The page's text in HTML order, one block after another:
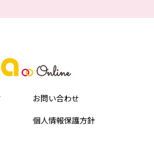
お問い合わせ
個人情報保護方針